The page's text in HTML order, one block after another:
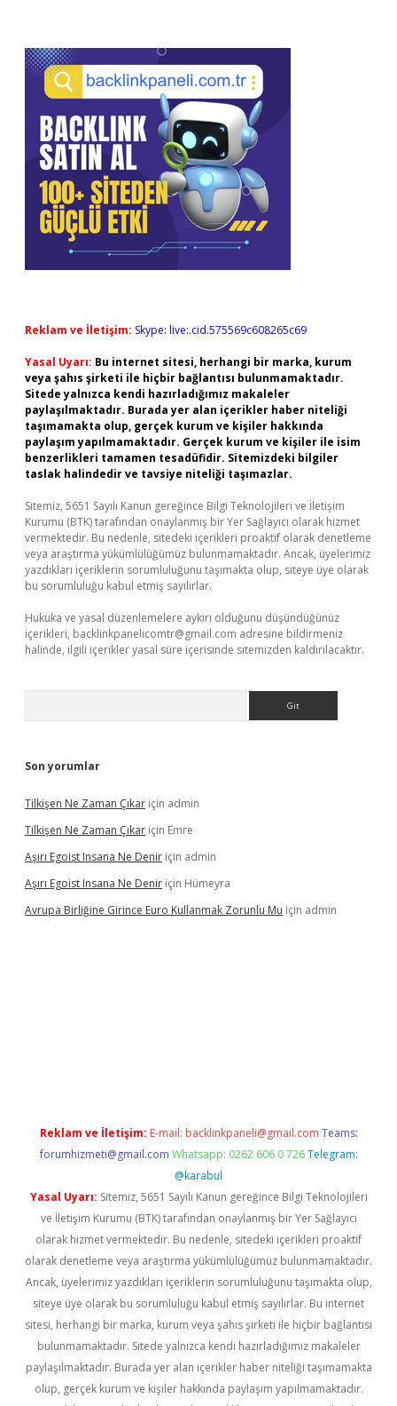
Reklam ve İletişim: Skype: live:.cid.575569c608265c69
Yasal Uyarı: Bu internet sitesi, herhangi bir marka, kurum
veya şahıs şirketi ile hiçbir bağlantısı bulunmamaktadır.
Sitede yalnızca kendi hazırladığımız makaleler
paylaşılmaktadır. Burada yer alan içerikler haber niteliği
taşımamakta olup, gerçek kurum ve kişiler hakkında
paylaşım yapılmamaktadır. Gerçek kurum ve kişiler ile isim
benzerlikleri tamamen tesadüfidir. Sitemizdeki bilgiler
taslak halindedir ve tavsiye niteliği taşımazlar.
Sitemiz, 5651 Sayılı Kanun gereğince Bilgi Teknolojileri ve İletişim
Kurumu (BTK) tarafından onaylanmış bir Yer Sağlayıcı olarak hizmet
vermektedir. Bu nedenle, sitedeki içerikleri proaktif olarak denetleme
veya araştırma yükümlülüğümüz bulunmamaktadır. Ancak, üyelerimiz
yazdıkları içeriklerin sorumluluğunu taşımakta olup, siteye üye olarak
bu sorumluluğu kabul etmiş sayılırlar.
Hukuka ve yasal düzenlemelere aykırı olduğunu düşündüğünüz
içerikleri, backlinkpanelicomtr@gmail.com adresine bildirmeniz
halinde, ilgili içerikler yasal süre içerisinde sitemizden kaldırılacaktır.
Son yorumlar
Tilkişen Ne Zaman Çıkar için admin
Tilkişen Ne Zaman Çıkar için Emre
Aşırı Egoist Insana Ne Denir için admin
Aşırı Egoist Insana Ne Denir için Hümeyra
Avrupa Birliğine Girince Euro Kullanmak Zorunlu Mu için admin
Reklam ve İletişim: E-mail: backlinkpaneli@gmail.com Teams:
forumhizmeti@gmail.com Whatsapp: 0262 606 0 726 Telegram:
@karabul
Yasal Uyarı: Sitemiz, 5651 Sayılı Kanun gereğince Bilgi Teknolojileri
ve İletişim Kurumu (BTK) tarafından onaylanmış bir Yer Sağlayıcı
olarak hizmet vermektedir. Bu nedenle, sitedeki içerikleri proaktif
olarak denetleme veya araştırma yükümlülüğümüz bulunmamaktadır.
Ancak, üyelerimiz yazdıkları içeriklerin sorumluluğunu taşımakta olup,
siteye üye olarak bu sorumluluğu kabul etmiş sayılırlar. Bu internet
sitesi, herhangi bir marka, kurum veya şahıs şirketi ile hiçbir bağlantısı
bulunmamaktadır. Sitede yalnızca kendi hazırladığımız makaleler
paylaşılmaktadır. Burada yer alan içerikler haber niteliği taşımamakta
olup, gerçek kurum ve kişiler hakkında paylaşım yapılmamaktadır.